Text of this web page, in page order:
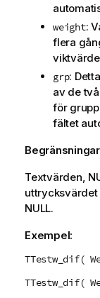
weight:
flera
grp:
av de
för
fältet
Textvärden,
uttrycksvärdet
NULL.
Exempel:
TTestw_dif(
TTestw_dif(